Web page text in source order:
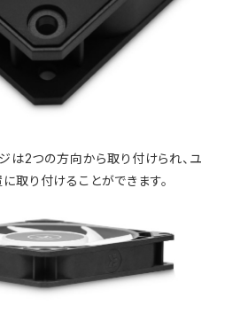
は2つの方向から取り付けられ、ユ
取り付けることができます。